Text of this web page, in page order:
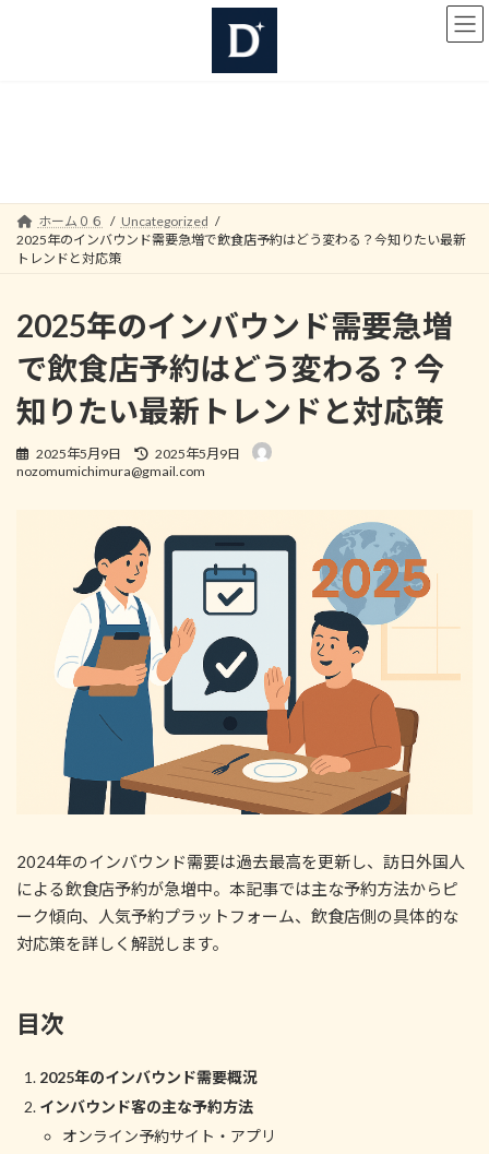
プ
動
ホーム０６
Uncategorized
2025年のインバウンド需要急増で飲食店予約はどう変わる？今知りたい最新
トレンドと対応策
2025年のインバウンド需要急増
で飲食店予約はどう変わる？今
知りたい最新トレンドと対応策
2025年5月9日
最
終
時
2025年5月9日
nozomumichimura@gmail.com
2024年のインバウンド需要は過去最高を更新し、訪日外国人
による飲食店予約が急増中。本記事では主な予約方法からピ
ーク傾向、人気予約プラットフォーム、飲食店側の具体的な
対応策を詳しく解説します。
目次
2025年のインバウンド需要概況
インバウンド客の主な予約方法
オンライン予約サイト・アプリ